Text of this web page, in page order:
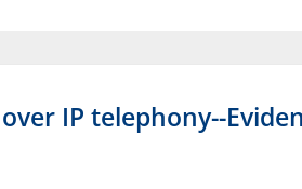
IP telephony--